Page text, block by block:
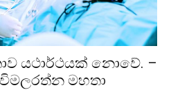
යථාර්ථයක් නොවේ. –
මහතා